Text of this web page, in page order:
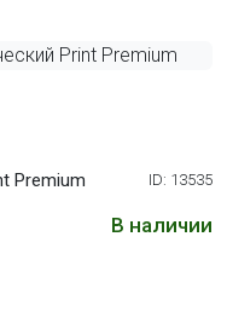
Premium ID: 13535
В наличии